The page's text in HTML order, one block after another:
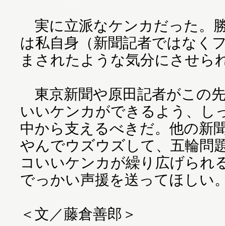
実に立派なケンカだった。
は私自身（新聞記者ではなく
まされたような気分にさせら
東京新聞や原田記者がこの
いいケンカができるよう、し
中から支えるべきだ。他の新
やんでウズウズして、五輪問
コいいケンカが繰り広げられ
でっかい声援を送ってほしい